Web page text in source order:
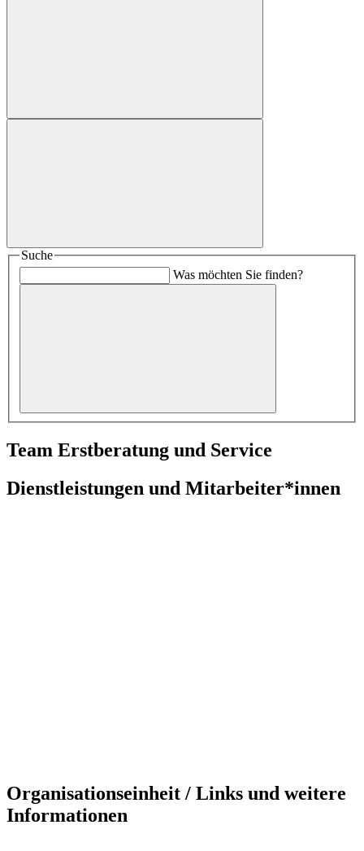
Suche
Was möchten Sie finden?
Team Erstberatung und Service
Dienstleistungen und Mitarbeiter*innen
Organisationseinheit / Links und weitere
Informationen